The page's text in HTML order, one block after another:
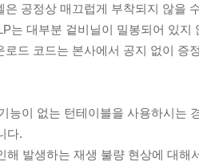
은 공정상 매끄럽게 부착되지 않을
는 대부분 겉비닐이 밀봉되어 있지
로드 코드는 본사에서 공지 없이 증
능이 없는 턴테이블을 사용하시는
다.
해 발생하는 재생 불량 현상에 대